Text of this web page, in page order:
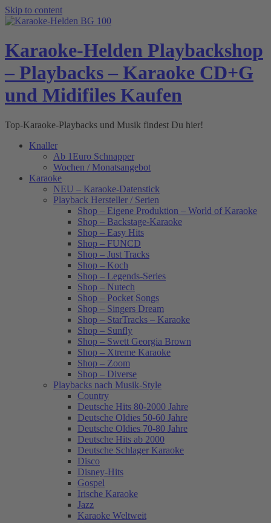
Skip to content
Karaoke-Helden Playbackshop
– Playbacks – Karaoke CD+G
und Midifiles Kaufen
Top-Karaoke-Playbacks und Musik findest Du hier!
Knaller
Ab 1Euro Schnapper
Wochen / Monatsangebot
Karaoke
NEU – Karaoke-Datenstick
Playback Hersteller / Serien
Shop – Eigene Produktion – World of Karaoke
Shop – Backstage-Karaoke
Shop – Easy Hits
Shop – FUNCD
Shop – Just Tracks
Shop – Koch
Shop – Legends-Series
Shop – Nutech
Shop – Pocket Songs
Shop – Singers Dream
Shop – StarTracks – Karaoke
Shop – Sunfly
Shop – Swett Georgia Brown
Shop – Xtreme Karaoke
Shop – Zoom
Shop – Diverse
Playbacks nach Musik-Style
Country
Deutsche Hits 80-2000 Jahre
Deutsche Oldies 50-60 Jahre
Deutsche Oldies 70-80 Jahre
Deutsche Hits ab 2000
Deutsche Schlager Karaoke
Disco
Disney-Hits
Gospel
Irische Karaoke
Jazz
Karaoke Weltweit